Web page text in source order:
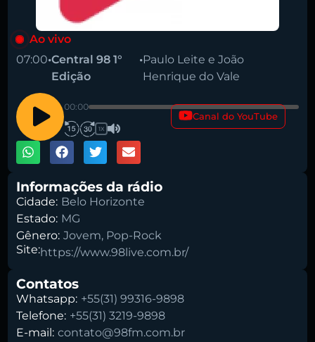
Ao vivo
07:00•Central 98 1°
Edição
•Paulo Leite e João
Henrique do Vale
00:00
1X
Canal do YouTube
Informações da rádio
Cidade: Belo Horizonte
Estado: MG
Gênero: Jovem, Pop-Rock
Site:https://www.98live.com.br/
Contatos
Whatsapp: +55(31) 99316-9898
Telefone: +55(31) 3219-9898
E-mail: contato@98fm.com.br